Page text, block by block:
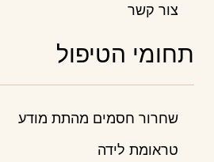
צור קשר
תחומי הטיפול
שחרור חסמים מהתת מודע
טראומת לידה